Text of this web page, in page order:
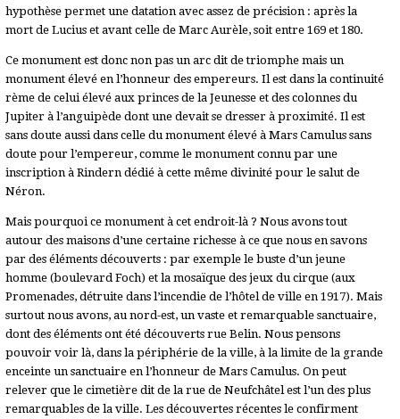
hypothèse permet une datation avec assez de précision : après la
mort de Lucius et avant celle de Marc Aurèle, soit entre 169 et 180.
Ce monument est donc non pas un arc dit de triomphe mais un
monument élevé en l’honneur des empereurs. Il est dans la continuité
rème de celui élevé aux princes de la Jeunesse et des colonnes du
Jupiter à l’anguipède dont une devait se dresser à proximité. Il est
sans doute aussi dans celle du monument élevé à Mars Camulus sans
doute pour l’empereur, comme le monument connu par une
inscription à Rindern dédié à cette même divinité pour le salut de
Néron.
Mais pourquoi ce monument à cet endroit-là ? Nous avons tout
autour des maisons d’une certaine richesse à ce que nous en savons
par des éléments découverts : par exemple le buste d’un jeune
homme (boulevard Foch) et la mosaïque des jeux du cirque (aux
Promenades, détruite dans l’incendie de l’hôtel de ville en 1917). Mais
surtout nous avons, au nord-est, un vaste et remarquable sanctuaire,
dont des éléments ont été découverts rue Belin. Nous pensons
pouvoir voir là, dans la périphérie de la ville, à la limite de la grande
enceinte un sanctuaire en l’honneur de Mars Camulus. On peut
relever que le cimetière dit de la rue de Neufchâtel est l’un des plus
remarquables de la ville. Les découvertes récentes le confirment